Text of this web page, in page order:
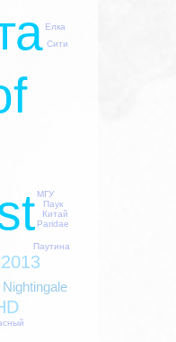
2013
Nightingale
МГУ
Елка
Paridae
Паутина
Китай
Паук
Сити